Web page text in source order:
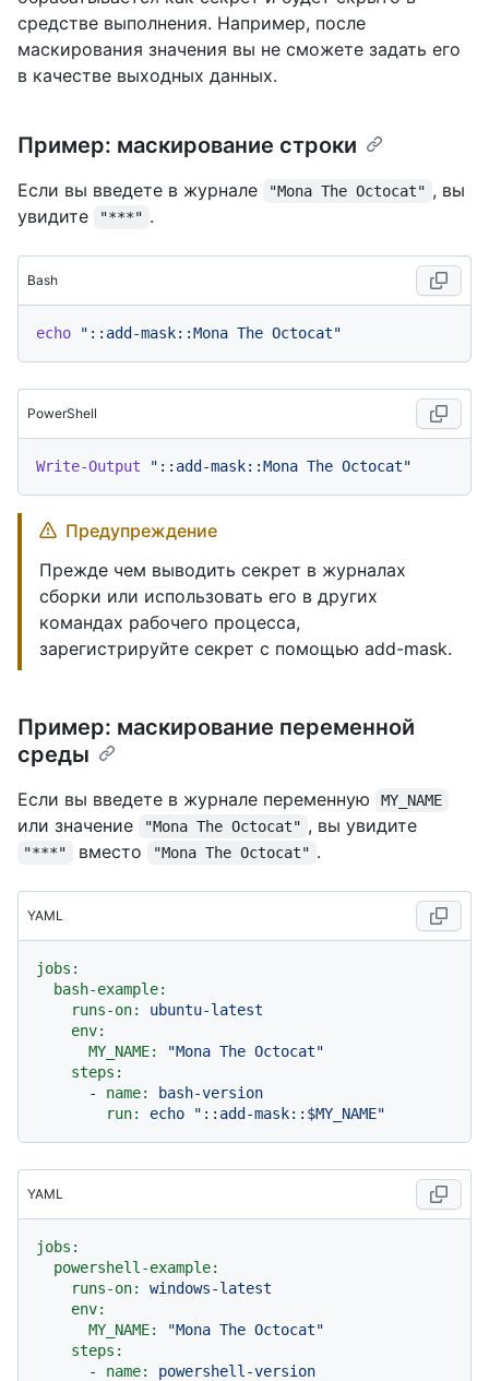
средстве выполнения. Например, после
маскирования значения вы не сможете задать его
в качестве выходных данных.
Пример: маскирование строки
Если вы введете в журнале "Mona The Octocat" , вы
увидите
"***" .
Bash
echo "::add-mask::Mona The Octocat"
PowerShell
Write-Output "::add-mask::Mona The Octocat"
Предупреждение
Прежде чем выводить секрет в журналах
сборки или использовать его в других
командах рабочего процесса,
зарегистрируйте секрет с помощью add-mask.
Пример: маскирование переменной
среды
Если вы введете в журнале переменную MY_NAME
или значение "Mona The Octocat" , вы увидите
"***" вместо "Mona The Octocat" .
YAML
jobs:
bash-example:
runs-on:
ubuntu-latest
env:
MY_NAME:
"Mona The Octocat"
steps:
-
name:
bash-version
run:
echo "::add-mask::$MY_NAME"
YAML
jobs:
powershell-example:
runs-on:
windows-latest
env:
MY_NAME:
"Mona The Octocat"
steps:
-
name:
powershell-version